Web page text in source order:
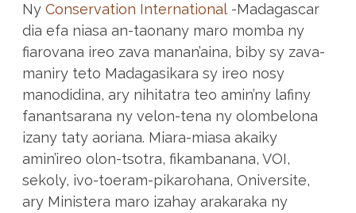
Ny Conservation International-Madagascar
dia efa niasa an-taonany maro momba ny
fiarovana ireo zava manan’aina, biby sy zava-
maniry teto Madagasikara sy ireo nosy
manodidina, ary nihitatra teo amin’ny lafiny
fanantsarana ny velon-tena ny olombelona
izany taty aoriana. Miara-miasa akaiky
amin’ireo olon-tsotra, fikambanana, VOI,
sekoly, ivo-toeram-pikarohana, Oniversite,
ary Ministera maro izahay arakaraka ny